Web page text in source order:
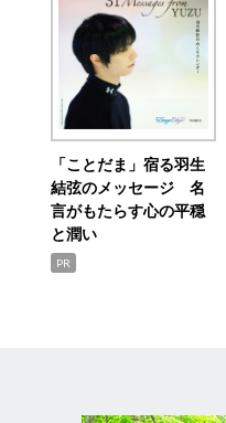
「ことだま」宿る羽生
結弦のメッセージ 名
言がもたらす心の平穏
と潤い
PR